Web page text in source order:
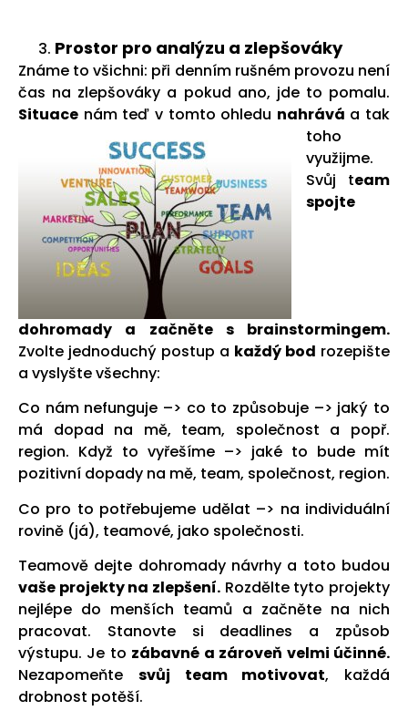
Prostor pro analýzu a zlepšováky
Známe to všichni: při denním rušném provozu není
čas na zlepšováky a pokud ano, jde to pomalu.
Situace nám teď v tomto ohledu nahrává a tak
toho
využijme.
Svůj team
spojte
dohromady a začněte s brainstormingem.
Zvolte jednoduchý postup a každý bod rozepište
a vyslyšte všechny:
Co nám nefunguje –> co to způsobuje –> jaký to
má dopad na mě, team, společnost a popř.
region. Když to vyřešíme –> jaké to bude mít
pozitivní dopady na mě, team, společnost, region.
Co pro to potřebujeme udělat –> na individuální
rovině (já), teamové, jako společnosti.
Teamově dejte dohromady návrhy a toto budou
vaše projekty na zlepšení. Rozdělte tyto projekty
nejlépe do menších teamů a začněte na nich
pracovat. Stanovte si deadlines a způsob
výstupu. Je to zábavné a zároveň velmi účinné.
Nezapomeňte svůj team motivovat, každá
drobnost potěší.